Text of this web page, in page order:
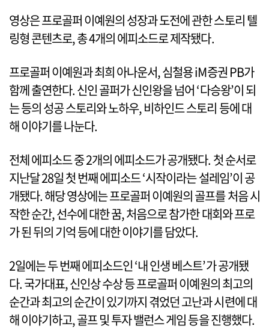
영상은 프로골퍼 이예원의 성장과 도전에 관한 스토리 텔
링형 콘텐츠로, 총 4개의 에피소드로 제작됐다.
프로골퍼 이예원과 최희 아나운서, 심철용 iM증권 PB가
함께 출연한다. 신인 골퍼가 신인왕을 넘어 ‘다승왕’이 되
는 등의 성공 스토리와 노하우, 비하인드 스토리 등에 대
해 이야기를 나눈다.
전체 에피소드 중 2개의 에피소드가 공개됐다. 첫 순서로
지난달 28일 첫 번째 에피소드 ‘시작이라는 설레임’이 공
개됐다. 해당 영상에는 프로골퍼 이예원의 골프를 처음 시
작한 순간, 선수에 대한 꿈, 처음으로 참가한 대회와 프로
가 된 뒤의 기억 등에 대한 이야기를 담았다.
2일에는 두 번째 에피소드인 ‘내 인생 베스트’가 공개됐
다. 국가대표, 신인상 수상 등 프로골퍼 이예원의 최고의
순간과 최고의 순간이 있기까지 겪었던 고난과 시련에 대
해 이야기하고, 골프 및 투자 밸런스 게임 등을 진행했다.